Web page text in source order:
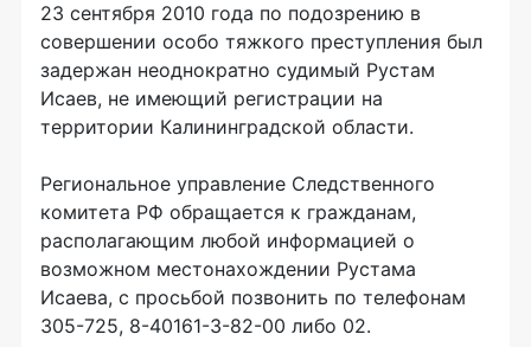
23 сентября 2010 года по подозрению в
совершении особо тяжкого преступления был
задержан неоднократно судимый Рустам
Исаев, не имеющий регистрации на
территории Калининградской области.
Региональное управление Следственного
комитета РФ обращается к гражданам,
располагающим любой информацией о
возможном местонахождении Рустама
Исаева, с просьбой позвонить по телефонам
305-725, 8-40161-3-82-00 либо 02.